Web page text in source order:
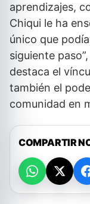
aprendizajes,
Chiqui le ha
único que
siguiente
destaca el
también el
comunidad en
COMPARTIR